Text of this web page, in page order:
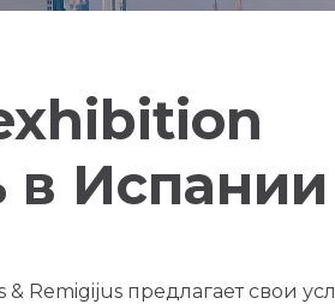
Remigijus предлагает свои